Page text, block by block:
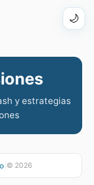
🌙
y estrategias
| © 2026